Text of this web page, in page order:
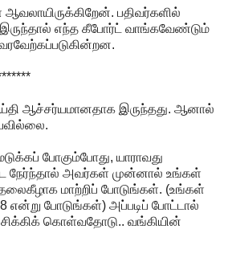
பதிவர்களில்
எந்த கீபோர்ட் வாங்கவேண்டும்
ஆச்சர்யமானதாக இருந்தது. ஆனால்
போகும்போது, யாராவது
நேர்ந்தால் அவர்கள் முன்னால் உங்கள்
மாற்றிப் போடுங்கள். (உங்கள்
என்று போடுங்கள்) அப்படிப் போட்டால்
கொள்வதோடு.. வங்கியின்